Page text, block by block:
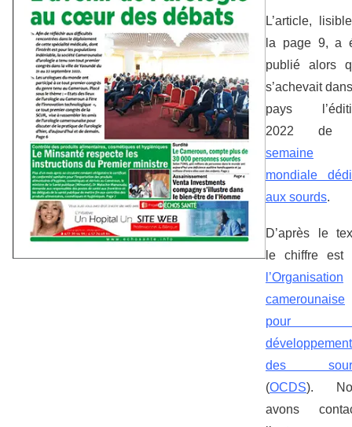
L’article,
la page 9, a
publié alors
s’achevait
pays
2022
semaine
mondiale
aux sourds.
D’après le
le chiffre est
l’Organisation
camerounaise
pour
développement
des
(OCDS).
avons